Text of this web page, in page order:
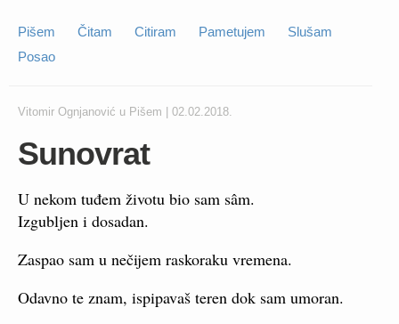
Pišem Čitam Citiram Pametujem
Slušam
Posao
Vitomir Ognjanović u Pišem 02.02.2018.
Sunovrat
U nekom tuđem životu bio sam sâm.
Izgubljen i dosadan.
Zaspao sam u nečijem raskoraku vremena.
Odavno te znam, ispipavaš teren dok sam umoran.